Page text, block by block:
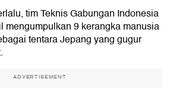
tim Teknis Gabungan Indonesia
mengumpulkan 9 kerangka manusia
tentara Jepang yang gugur
ADVERTISEMENT